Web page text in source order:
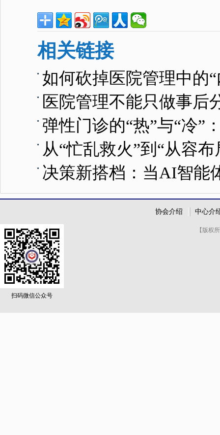
相关链接
如何砍掉医院管理中的
医院管理不能只做事后
弹性门诊的“热”与“冷”
从“忙乱救火”到“从容
决策新搭档：当AI智能
协会介绍 中心介
扫码微信公众号
【版权